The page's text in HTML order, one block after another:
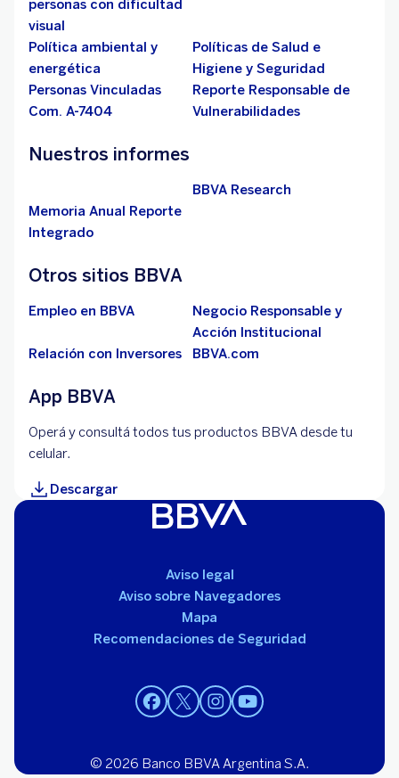
personas con dificultad
visual
Política ambiental y
energética
Políticas de Salud e
Higiene y Seguridad
Personas Vinculadas
Com. A-7404
Reporte Responsable de
Vulnerabilidades
Nuestros informes
BBVA Research
Memoria Anual Reporte
Integrado
Otros sitios BBVA
Empleo en BBVA
Negocio Responsable y
Acción Institucional
Relación con Inversores
BBVA.com
App BBVA
Operá y consultá todos tus productos BBVA desde tu
celular.
Descargar
Aviso legal
Aviso sobre Navegadores
Mapa
Recomendaciones de Seguridad
© 2026 Banco BBVA Argentina S.A.